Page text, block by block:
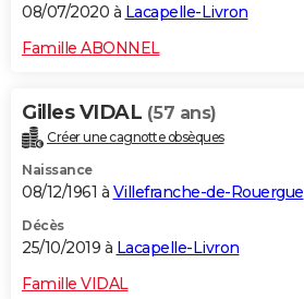
08/07/2020 à Lacapelle-Livron
Famille ABONNEL
Gilles VIDAL (57 ans)
Créer une cagnotte obsèques
Naissance
08/12/1961 à Villefranche-de-Rouergue
Décès
25/10/2019 à Lacapelle-Livron
Famille VIDAL